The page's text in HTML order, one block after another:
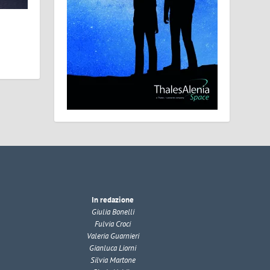
In redazione
Giulia Bonelli
Fulvia Croci
Valeria Guarnieri
Gianluca Liorni
Silvia Martone